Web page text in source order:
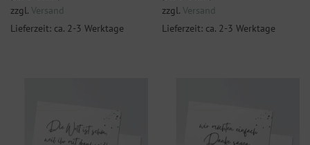
zzgl. Versand
Lieferzeit: ca. 2-3 Werktage
zzgl. Versand
Lieferzeit: ca. 2-3 Werktage